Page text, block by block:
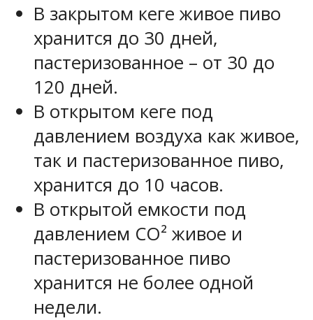
В закрытом кеге живое пиво
хранится до 30 дней,
пастеризованное – от 30 до
120 дней.
В открытом кеге под
давлением воздуха как живое,
так и пастеризованное пиво,
хранится до 10 часов.
В открытой емкости под
давлением CO² живое и
пастеризованное пиво
хранится не более одной
недели.